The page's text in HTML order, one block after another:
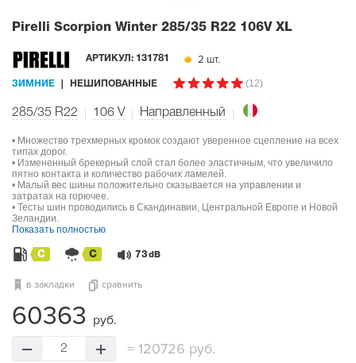
Pirelli Scorpion Winter 285/35 R22 106V XL
АРТИКУЛ: 131781 2 шт.
ЗИМНИЕ НЕШИПОВАННЫЕ (12)
285/35 R22 106 V Направленный
• Множество трехмерных кромок создают уверенное сцепление на всех
типах дорог.
• Измененный брекерный слой стал более эластичным, что увеличило
пятно контакта и количество рабочих ламелей.
• Малый вес шины положительно сказывается на управлении и
затратах на горючее.
• Тесты шин проводились в Скандинавии, Центральной Европе и Новой
Зеландии.
Показать полностью
C C 73 dB
в закладки сравнить
60363 руб.
2 = 120726 руб.